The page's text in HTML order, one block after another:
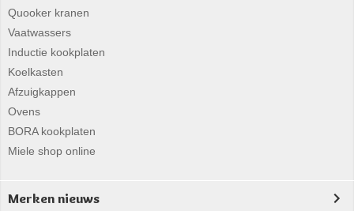
Quooker kranen
Vaatwassers
Inductie kookplaten
Koelkasten
Afzuigkappen
Ovens
BORA kookplaten
Miele shop online
Merken nieuws